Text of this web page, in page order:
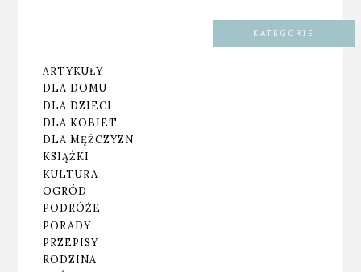
KATEGORIE
ARTYKUŁY
DLA DOMU
DLA DZIECI
DLA KOBIET
DLA MĘŻCZYZN
KSIĄŻKI
KULTURA
OGRÓD
PODRÓŻE
PORADY
PRZEPISY
RODZINA